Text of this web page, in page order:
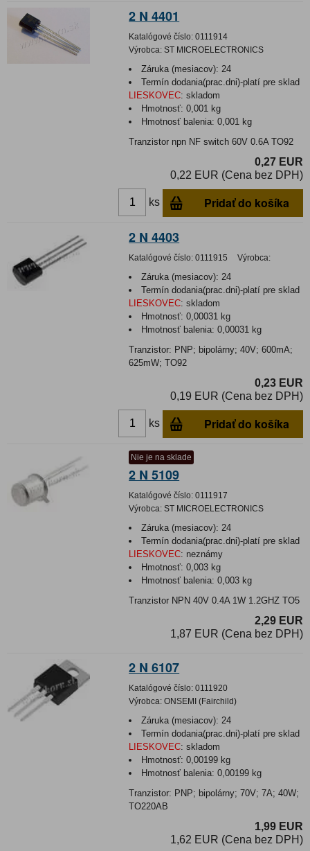
2 N 4401
Katalógové číslo: 0111914
Výrobca: ST MICROELECTRONICS
Záruka (mesiacov): 24
Termín dodania(prac.dni)-platí pre sklad
LIESKOVEC: skladom
Hmotnosť:0,001 kg
Hmotnosť balenia:0,001 kg
Tranzistor npn NF switch 60V 0.6A TO92
0,27 EUR
0,22 EUR (Cena bez DPH)
ks Pridať do košíka
2 N 4403
Katalógové číslo: 0111915 Výrobca:
Záruka (mesiacov): 24
Termín dodania(prac.dni)-platí pre sklad
LIESKOVEC: skladom
Hmotnosť:0,00031 kg
Hmotnosť balenia:0,00031 kg
Tranzistor: PNP; bipolárny; 40V; 600mA;
625mW; TO92
0,23 EUR
0,19 EUR (Cena bez DPH)
ks Pridať do košíka
Nie je na sklade
2 N 5109
Katalógové číslo: 0111917
Výrobca: ST MICROELECTRONICS
Záruka (mesiacov): 24
Termín dodania(prac.dni)-platí pre sklad
LIESKOVEC: neznámy
Hmotnosť:0,003 kg
Hmotnosť balenia:0,003 kg
Tranzistor NPN 40V 0.4A 1W 1.2GHZ TO5
2,29 EUR
1,87 EUR (Cena bez DPH)
2 N 6107
Katalógové číslo: 0111920
Výrobca: ONSEMI (Fairchild)
Záruka (mesiacov): 24
Termín dodania(prac.dni)-platí pre sklad
LIESKOVEC: skladom
Hmotnosť:0,00199 kg
Hmotnosť balenia:0,00199 kg
Tranzistor: PNP; bipolárny; 70V; 7A; 40W;
TO220AB
1,99 EUR
1,62 EUR (Cena bez DPH)